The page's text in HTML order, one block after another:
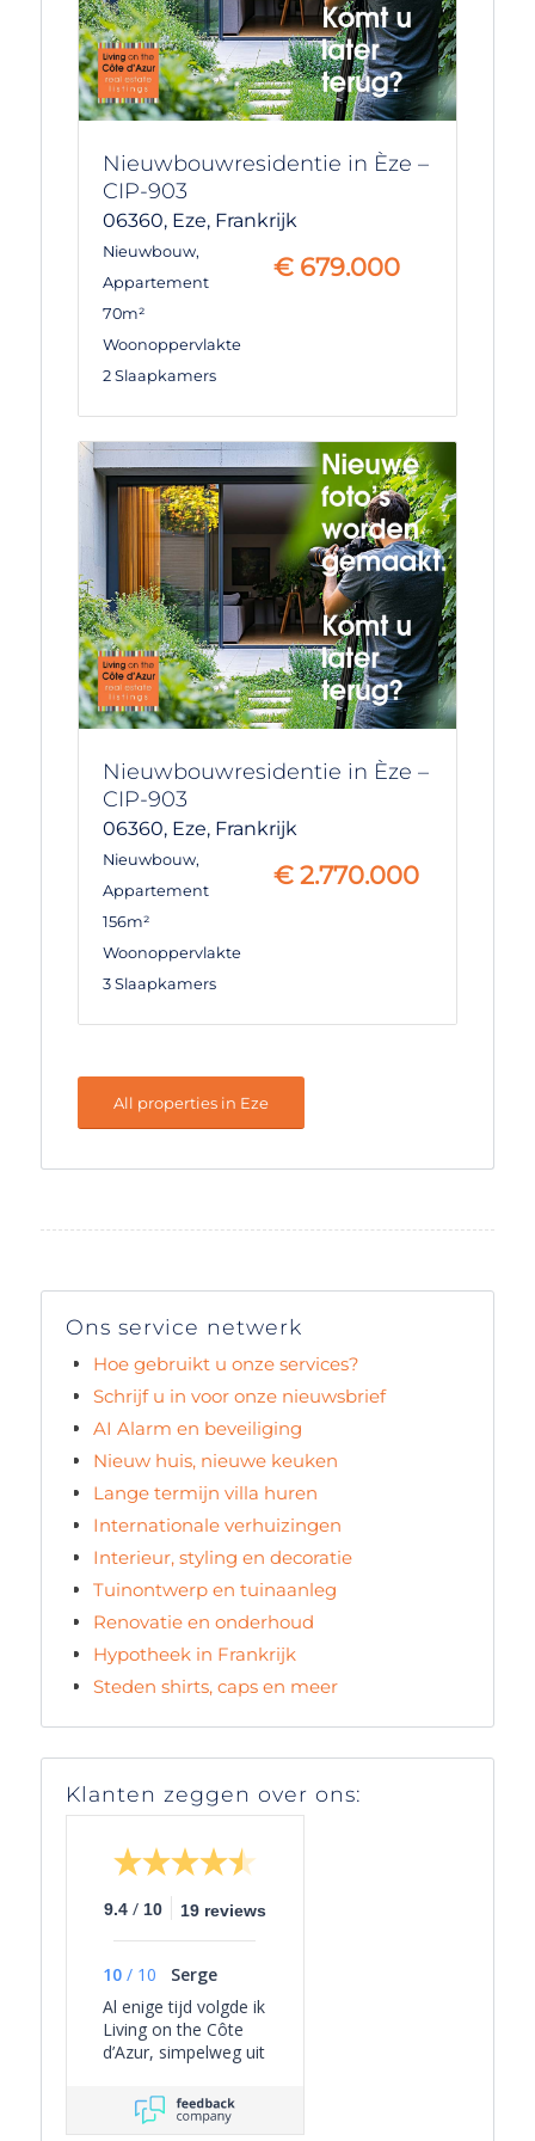
Nieuwbouwresidentie in Èze –
CIP-903
06360, Eze, Frankrijk
Nieuwbouw,
Appartement
70m²
Woonoppervlakte
2 Slaapkamers
€ 679.000
Nieuwbouwresidentie in Èze –
CIP-903
06360, Eze, Frankrijk
Nieuwbouw,
Appartement
156m²
Woonoppervlakte
3 Slaapkamers
€ 2.770.000
All properties in Eze
Ons service netwerk
Hoe gebruikt u onze services?
Schrijf u in voor onze nieuwsbrief
AI Alarm en beveiliging
Nieuw huis, nieuwe keuken
Lange termijn villa huren
Internationale verhuizingen
Interieur, styling en decoratie
Tuinontwerp en tuinaanleg
Renovatie en onderhoud
Hypotheek in Frankrijk
Steden shirts, caps en meer
Klanten zeggen over ons:
9.4 / 10 19 reviews
10 / 10
Serge
Al enige tijd volgde ik
Living on the Côte
d’Azur, simpelweg uit
interesse, omdat het
een overzichtelijk